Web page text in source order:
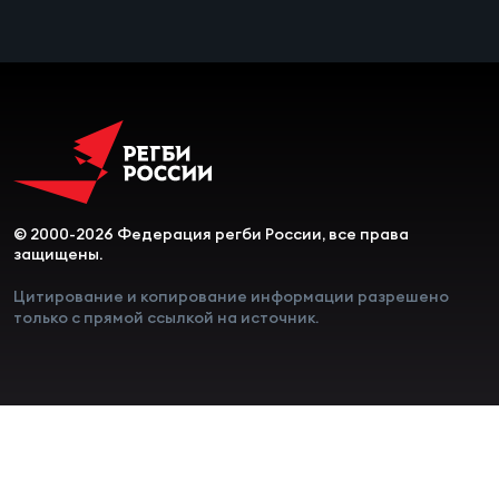
© 2000-2026 Федерация регби России, все права
защищены.
Цитирование и копирование информации разрешено
только с прямой ссылкой на источник.